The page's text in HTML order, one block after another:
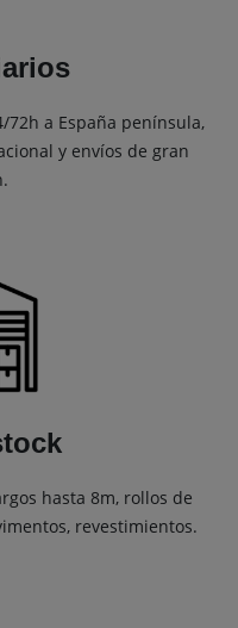
72h a España península,
y envíos de gran
hasta 8m, rollos de
revestimientos.